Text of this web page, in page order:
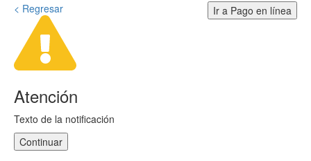
< Regresar
Ir a Pago en línea
Atención
Texto de la notificación
Continuar